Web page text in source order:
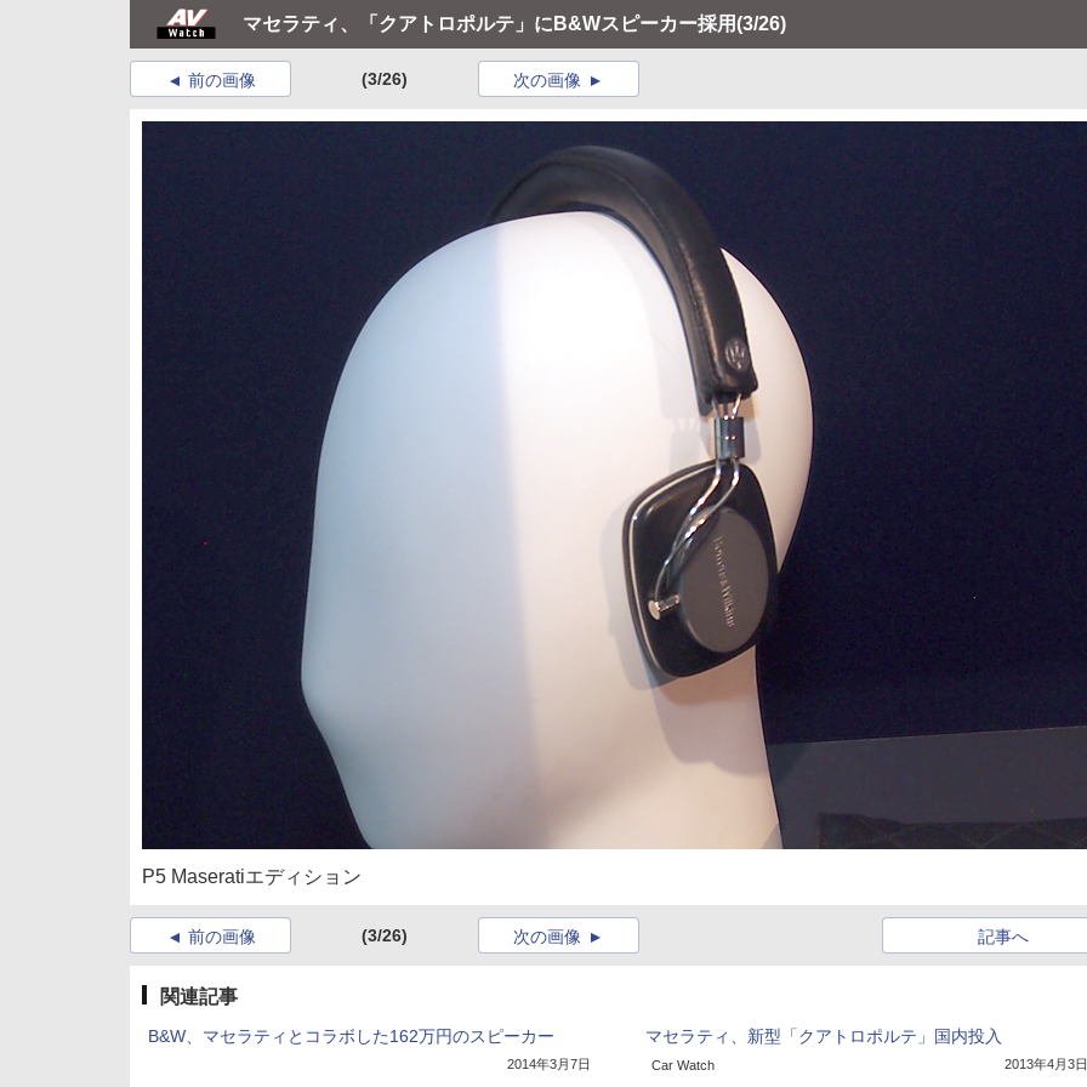
マセラティ、「クアトロポルテ」にB&Wスピーカー採用(3/26)
前の画像 (3/26) 次の画像
P5 Maseratiエディション
前の画像 (3/26) 記事へ
次の画像
関連記事
B&W、マセラティとコラボした162万円のスピーカー
2014年3月7日
マセラティ、新型「クアトロポルテ」国内投入
Car Watch 2013年4月3日